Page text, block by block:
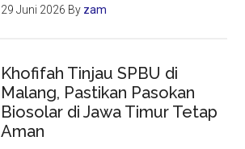
29 Juni 2026 By zam
Khofifah Tinjau SPBU di
Malang, Pastikan Pasokan
Biosolar di Jawa Timur Tetap
Aman